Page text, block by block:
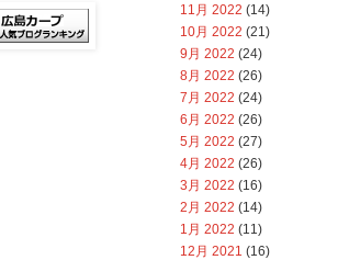
11月 2022 (14)
10月 2022 (21)
9月 2022 (24)
8月 2022 (26)
7月 2022 (24)
6月 2022 (26)
5月 2022 (27)
4月 2022 (26)
3月 2022 (16)
2月 2022 (14)
1月 2022 (11)
12月 2021 (16)